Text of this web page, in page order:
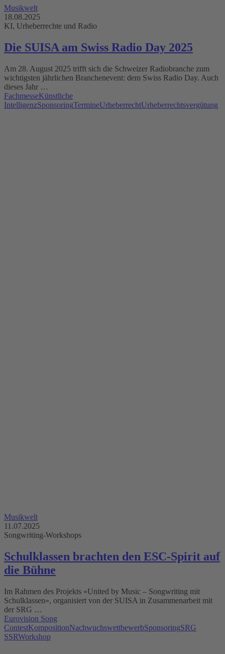
Musikwelt
18.08.2025
KI, Urheberrechte und Radio
Die SUISA am Swiss Radio Day 2025
Am 28. August 2025 trifft sich die Schweizer Radiobranche zum
wichtigsten jährlichen Branchenevent: dem Swiss Radio Day. Auch
dieses Jahr …
FachmesseKünstliche
IntelligenzSponsoringTermineUrheberrechtUrheberrechtsvergütung
Musikwelt
11.07.2025
Songwriting-Workshops
Schulklassen brachten den ESC-Spirit auf
die Bühne
Im Rahmen des Projekts «United by Music – Songwriting mit
Schulklassen», organisiert von der SUISA in Zusammenarbeit mit
der SRG …
Eurovision Song
ContestKompositionNachwuchswettbewerbSponsoringSRG
SSRWorkshop